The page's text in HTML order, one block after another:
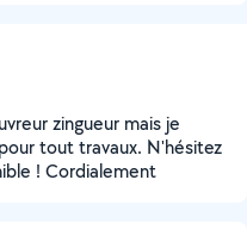
zingueur mais je
tout travaux. N'hésitez
! Cordialement